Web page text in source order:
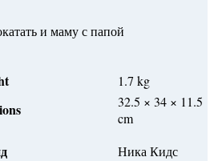
и маму с папой
1.7 kg
32.5 × 34 × 11.5
cm
Ника Кидс